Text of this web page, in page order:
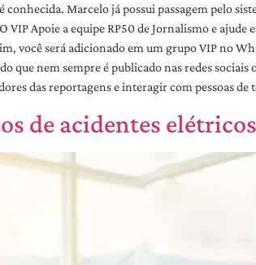
Marcelo já possui passagem pelo
VIP Apoie a equipe RP50 de Jornalismo e
você será adicionado em um grupo VIP no
que nem sempre é publicado nas redes
das reportagens e interagir com pessoas de
de acidentes